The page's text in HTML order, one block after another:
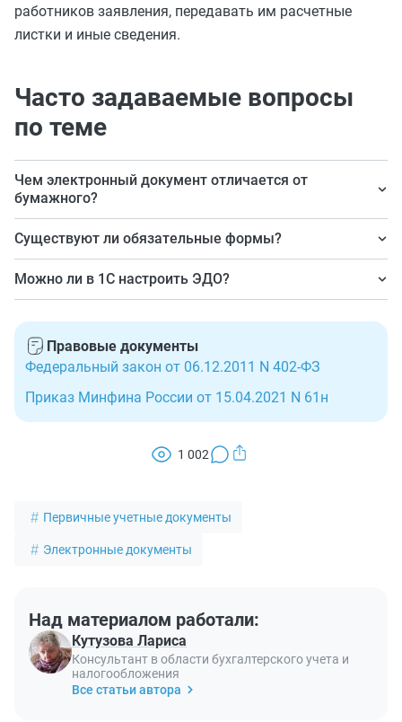
работников заявления, передавать им расчетные
листки и иные сведения.
Часто задаваемые вопросы
по теме
Чем электронный документ отличается от
бумажного?
Законодательно отличий нет. Только бумажный
требует договоренностей сторон.
Существуют ли обязательные формы?
Только для бюджетных организаций.
Можно ли в 1С настроить ЭДО?
Правовые документы
Федеральный закон от 06.12.2011 N 402-ФЗ
Приказ Минфина России от 15.04.2021 N 61н
1 002
Первичные учетные документы
Электронные документы
Над материалом работали:
Кутузова Лариса
Консультант в области бухгалтерского учета и
налогообложения
Все статьи автора